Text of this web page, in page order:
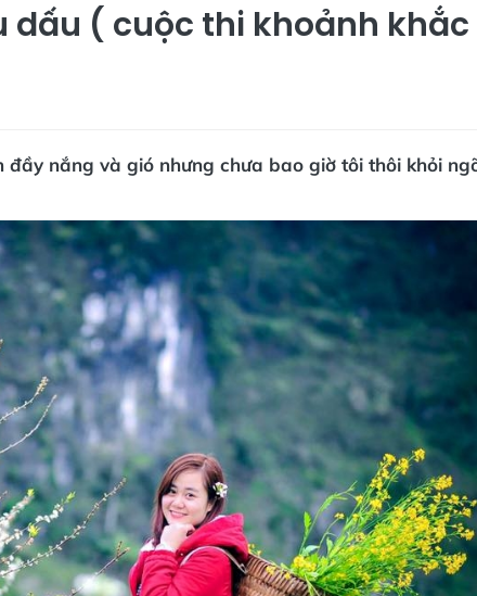
dấu ( cuộc thi khoảnh khắc
đầy nắng và gió nhưng chưa bao giờ tôi thôi khỏi